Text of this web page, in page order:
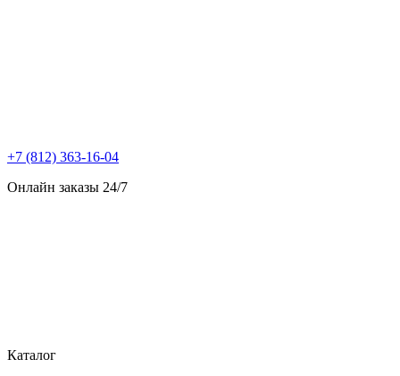
+7 (812) 363-16-04
Онлайн заказы 24/7
Каталог